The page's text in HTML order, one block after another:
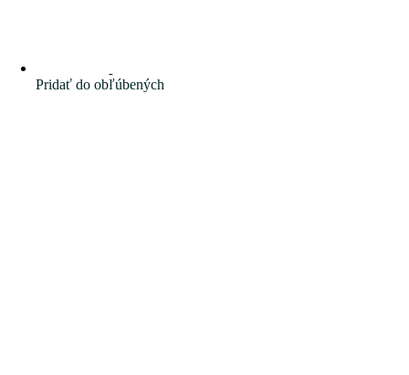
Pridať do obľúbených